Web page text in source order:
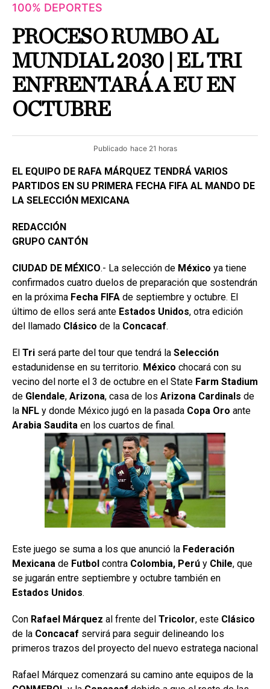
100% DEPORTES
PROCESO RUMBO AL
MUNDIAL 2030 | EL TRI
ENFRENTARÁ A EU EN
OCTUBRE
Publicado hace 21 horas
EL EQUIPO DE RAFA MÁRQUEZ TENDRÁ VARIOS
PARTIDOS EN SU PRIMERA FECHA FIFA AL MANDO DE
LA SELECCIÓN MEXICANA
REDACCIÓN
GRUPO CANTÓN
CIUDAD DE MÉXICO.- La selección de México ya tiene
confirmados cuatro duelos de preparación que sostendrán
en la próxima Fecha FIFA de septiembre y octubre. El
último de ellos será ante Estados Unidos, otra edición
del llamado Clásico de la Concacaf.
El Tri será parte del tour que tendrá la Selección
estadunidense en su territorio. México chocará con su
vecino del norte el 3 de octubre en el State Farm Stadium
de Glendale, Arizona, casa de los Arizona Cardinals de
la NFL y donde México jugó en la pasada Copa Oro ante
Arabia Saudita en los cuartos de final.
Este juego se suma a los que anunció la Federación
Mexicana de Futbol contra Colombia, Perú y Chile, que
se jugarán entre septiembre y octubre también en
Estados Unidos.
Con Rafael Márquez al frente del Tricolor, este Clásico
de la Concacaf servirá para seguir delineando los
primeros trazos del proyecto del nuevo estratega nacional
Rafael Márquez comenzará su camino ante equipos de la